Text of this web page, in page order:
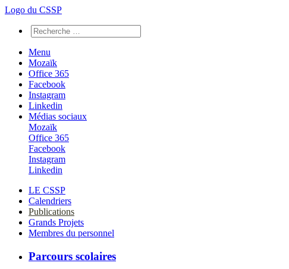
Logo du CSSP
Menu
Mozaïk
Office 365
Facebook
Instagram
Linkedin
Médias sociaux
Mozaïk
Office 365
Facebook
Instagram
Linkedin
LE CSSP
Calendriers
Publications
Grands Projets
Membres du personnel
Parcours scolaires